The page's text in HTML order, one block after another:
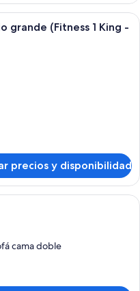
habitación de hotel con una
grande (Fitness 1 King -
precios y disponibilidad
habitación de hotel moderna
cama doble